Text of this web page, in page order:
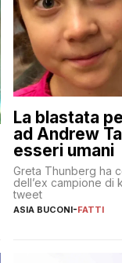
La blastata
ad Andrew
esseri umani
Greta Thunberg ha
dell’ex campione
tweet
ASIA BUCONI-FATTI